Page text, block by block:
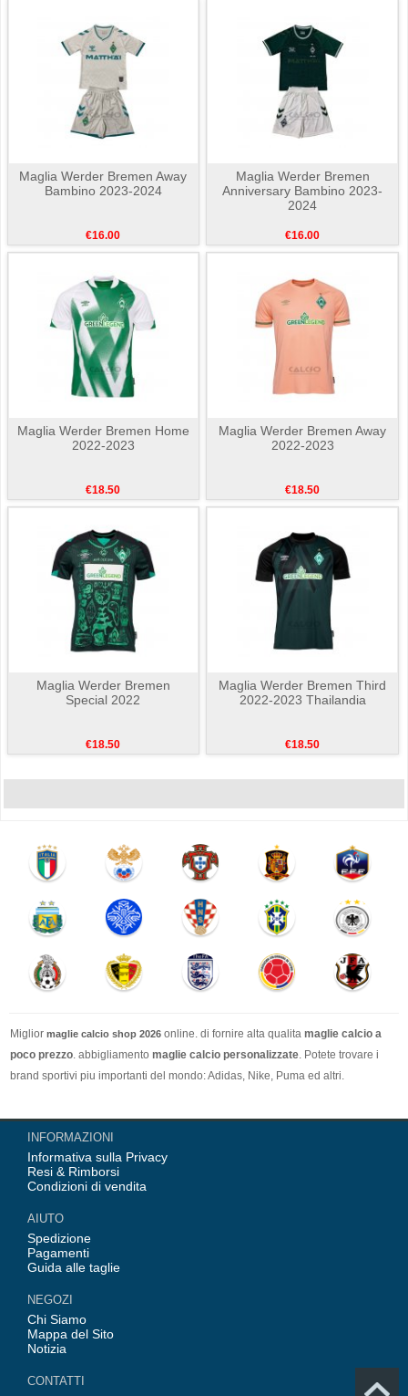
Maglia Werder Bremen Away
Bambino 2023-2024
€16.00
Maglia Werder Bremen
Anniversary Bambino 2023-
2024
€16.00
Maglia Werder Bremen Home
2022-2023
€18.50
Maglia Werder Bremen Away
2022-2023
€18.50
Maglia Werder Bremen
Special 2022
€18.50
Maglia Werder Bremen Third
2022-2023 Thailandia
€18.50
Miglior maglie calcio shop 2026 online. di fornire alta qualita maglie calcio a
poco prezzo. abbigliamento maglie calcio personalizzate. Potete trovare i
brand sportivi piu importanti del mondo: Adidas, Nike, Puma ed altri.
Nel nostro negozio trovi le calcio maglie italia Top Coppa Mondo 2026 Team(
Italia, Germania, Spagna, Argentina, Francia, Portogallo etc) piu importanti
delle squadre italiane (Juventus, AC Milan, Inter Milan, etc). Top europee
Team(Barcellona, Real Madrid, Bayern Monaco, Manchester United, Leicester
INFORMAZIONI
Informativa sulla Privacy
Resi & Rimborsi
Condizioni di vendita
AIUTO
Spedizione
Pagamenti
Guida alle taglie
NEGOZI
Chi Siamo
Mappa del Sito
Notizia
CONTATTI